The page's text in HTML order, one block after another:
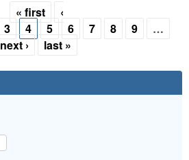
« first
‹
3 4 5 6 7 8 9
…
next ›
last »